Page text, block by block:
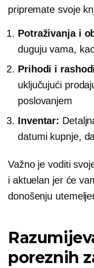
pripremate svoje
Potraživanja i
duguju vama,
Prihodi i
uključujući
poslovanjem
Inventar:
datumi kupnje,
Važno je voditi
i aktuelan jer će
donošenju
poreznih